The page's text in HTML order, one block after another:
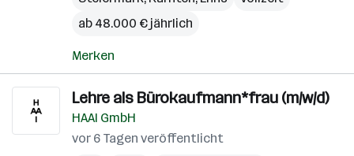
ab 48.000 € jährlich
Merken
Lehre als Bürokaufmann*frau (m/w/d)
HAAI GmbH
vor 6 Tagen veröffentlicht